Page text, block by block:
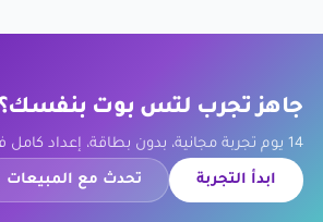
جاهز تجرب لتس بوت بنفسك؟
14 يوم تجربة مجانية، بدون بطاقة، إعداد كامل في أقل من ساعة.
ابدأ التجربة تحدث مع المبيعات